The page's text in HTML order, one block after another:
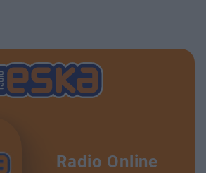
Radio Online